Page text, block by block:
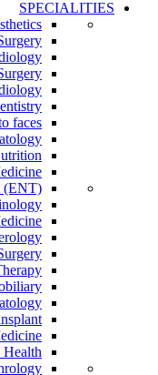
SPECIALITIES
faces
(ENT)